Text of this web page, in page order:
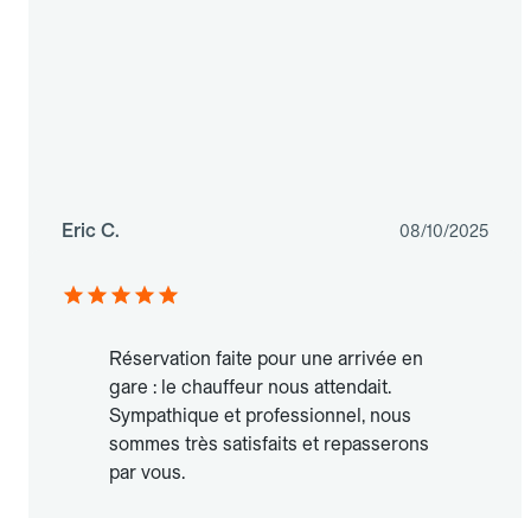
Eric C. 08/10/2025
Réservation faite pour une arrivée en
gare : le chauffeur nous attendait.
Sympathique et professionnel, nous
sommes très satisfaits et repasserons
par vous.